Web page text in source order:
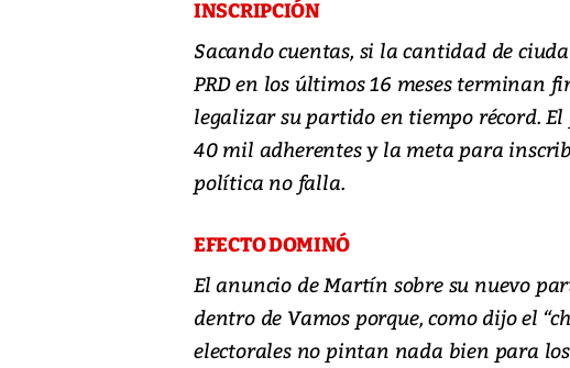
INSCRIPCIÓN
Sacando cuentas, si la cantidad de
PRD en los últimos 16 meses terminan
legalizar su partido en tiempo récord.
40 mil adherentes y la meta para
política no falla.
EFECTO DOMINÓ
El anuncio de Martín sobre su nuevo
dentro de Vamos porque, como dijo el
electorales no pintan nada bien para